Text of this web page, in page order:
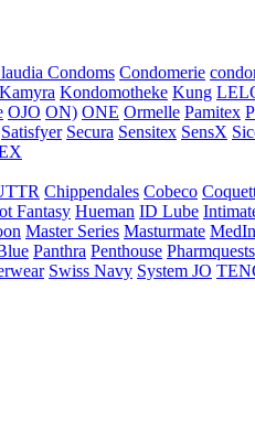
Condoms Condomerie
Kamyra Kondomotheke Kung
OJO ON) ONE Ormelle Pamitex
Satisfyer Secura Sensitex SensX
Chippendales Cobeco
Fantasy Hueman ID Lube
Master Series Masturmate
Panthra Penthouse Pharmquests
Swiss Navy System JO